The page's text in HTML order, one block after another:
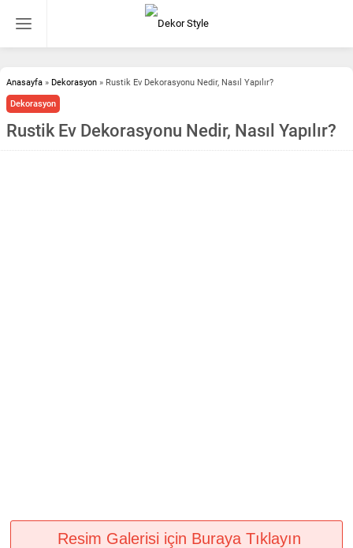
Anasayfa » Dekorasyon » Rustik Ev Dekorasyonu Nedir, Nasıl Yapılır?
Dekorasyon
Rustik Ev Dekorasyonu Nedir, Nasıl Yapılır?
Resim Galerisi için Buraya Tıklayın